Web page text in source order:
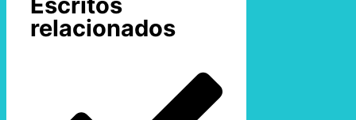
relacionados